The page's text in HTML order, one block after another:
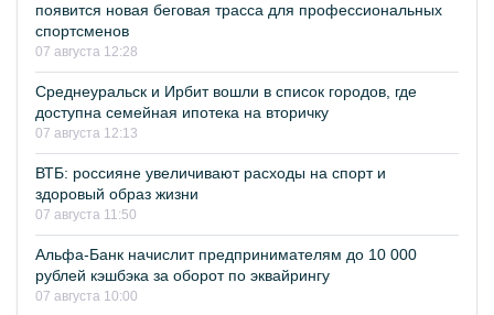
появится новая беговая трасса для профессиональных
спортсменов
07 августа 12:28
Среднеуральск и Ирбит вошли в список городов, где
доступна семейная ипотека на вторичку
07 августа 12:13
ВТБ: россияне увеличивают расходы на спорт и
здоровый образ жизни
07 августа 11:50
Альфа-Банк начислит предпринимателям до 10 000
рублей кэшбэка за оборот по эквайрингу
07 августа 10:00